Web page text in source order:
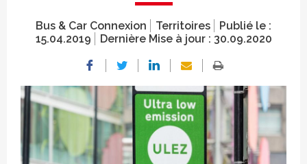
Bus & Car Connexion Territoires
Publié le :
15.04.2019
Dernière Mise à jour : 30.09.2020